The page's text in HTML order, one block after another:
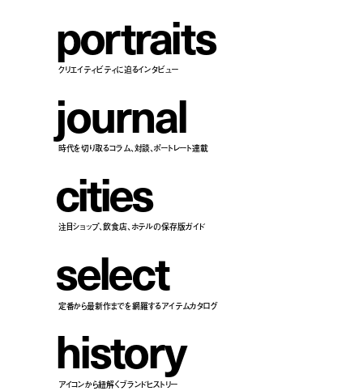
portraits
クリエイティビティに迫るインタビュー
journal
時代を切り取るコラム、対談、ポートレート連載
cities
注目ショップ、飲食店、ホテルの保存版ガイド
select
定番から最新作までを網羅するアイテムカタログ
history
アイコンから紐解くブランドヒストリー